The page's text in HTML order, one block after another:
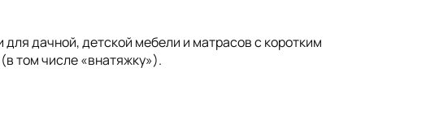
дачной, детской мебели и матрасов с коротким
том числе «внатяжку»).